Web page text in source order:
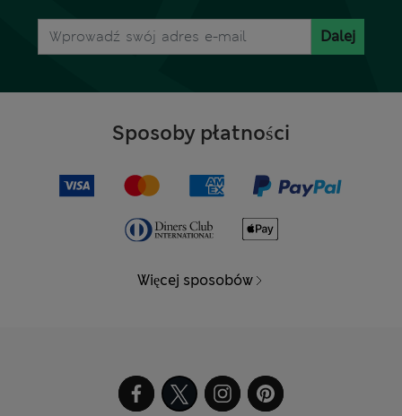
Dalej
Sposoby płatności
Więcej sposobów